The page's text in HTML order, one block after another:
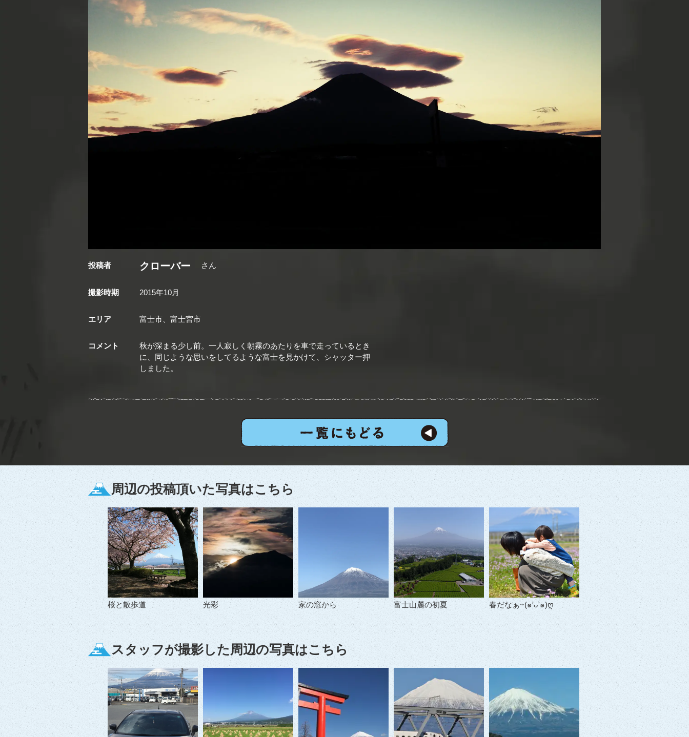
投稿者 クローバー さん
撮影時期 2015年10月
エリア 富士市、富士宮市
コメント
秋が深まる少し前。一人寂しく朝霧のあたりを車で走っているとき
に、同じような思いをしてるような富士を見かけて、シャッター押
しました。
周辺の投稿頂いた写真はこちら
桜と散歩道 光彩 家の窓から 富士山麓の初夏 春だなぁ~(๑′ᴗ‵๑)ღ
スタッフが撮影した周辺の写真はこちら